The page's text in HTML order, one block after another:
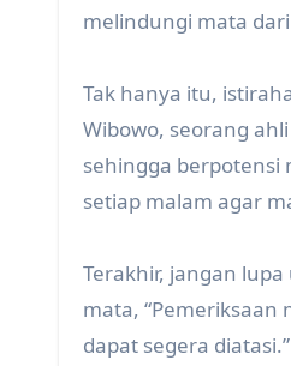
melindungi mata dari
Tak hanya itu,
Wibowo, seorang
sehingga berpotensi
setiap malam agar
Terakhir, jangan
mata,
dapat segera